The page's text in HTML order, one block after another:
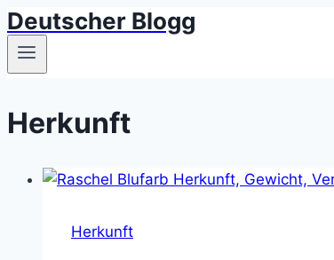
Skip
to
Deutscher Blogg
Herkunft
Herkunft